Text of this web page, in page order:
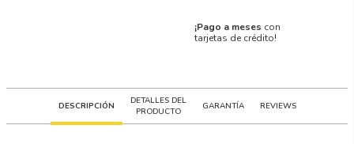
¡Pago a meses con
tarjetas de crédito!
DESCRIPCIÓN
DETALLES DEL
PRODUCTO
GARANTÍA REVIEWS